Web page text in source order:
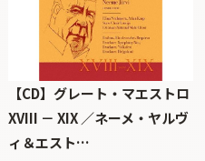
【CD】グレート・マエストロ
XVIII － XIX ／ネーメ・ヤルヴ
ィ＆エスト…